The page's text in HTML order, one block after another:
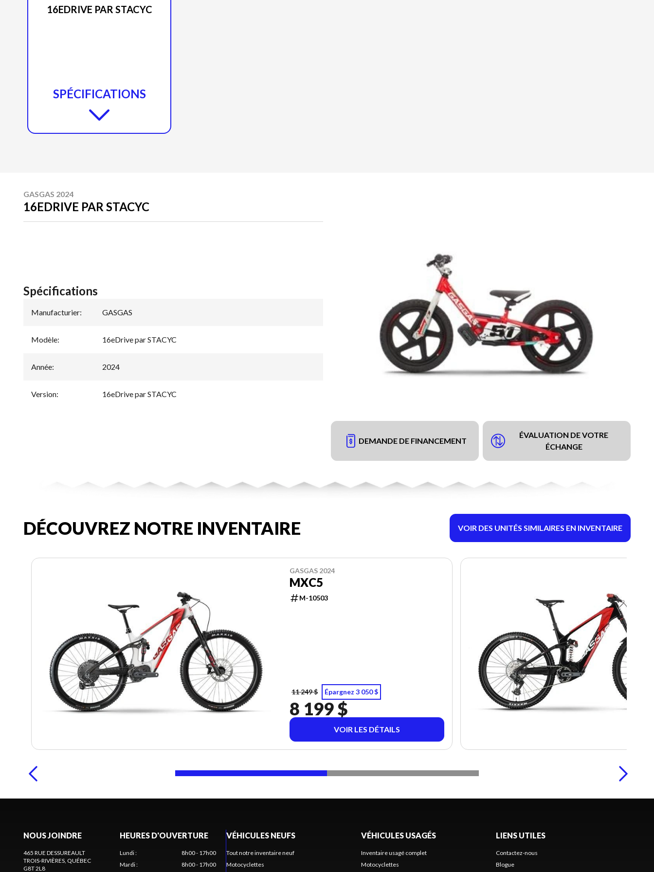
16EDRIVE PAR STACYC
SPÉCIFICATIONS
GASGAS 2024
16EDRIVE PAR STACYC
DEMANDE DE FINANCEMENT
ÉVALUATION DE VOTRE
ÉCHANGE
Spécifications
Manufacturier: GASGAS
Modèle: 16eDrive par STACYC
Année: 2024
Version: 16eDrive par STACYC
DÉCOUVREZ NOTRE INVENTAIRE VOIR DES UNITÉS SIMILAIRES EN INVENTAIRE
GASGAS 2024
MXC5
M-10503
11 249 $ Épargnez 3 050 $
8 199 $
VOIR LES DÉTAILS
NOUS JOINDRE
465 RUE DESSUREAULT
TROIS-RIVIÈRES, QUÉBEC
G8T 2L8
HEURES D'OUVERTURE
Lundi:
8h00 - 17h00
Mardi: 8h00 - 17h00
VÉHICULES NEUFS
Tout notre inventaire neuf
Motocyclettes
VÉHICULES USAGÉS
Inventaire usagé complet
Motocyclettes
LIENS UTILES
Contactez-nous
Blogue